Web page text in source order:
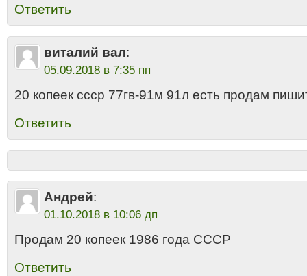
Ответить
виталий вал:
05.09.2018 в 7:35 пп
20 копеек ссср 77гв-91м 91л есть продам
Ответить
Андрей:
01.10.2018 в 10:06 дп
Продам 20 копеек 1986 года СССР
Ответить